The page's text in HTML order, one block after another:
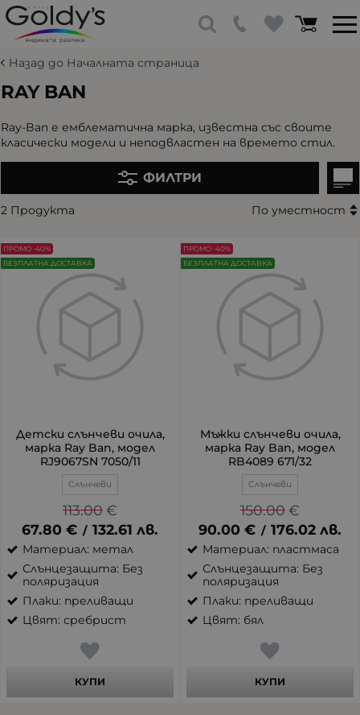
Назад до Началната страница
RAY BAN
Ray-Ban е емблематична марка, известна със своите
класически модели и неподвластен на времето стил.
ФИЛТРИ
2 Продукта По уместност
Детски слънчеви очила,
марка Ray Ban, модел
RJ9067SN 7050/11
Слънчеви
113.00€
67.80 € / 132.61 лв.
Материал: метал
Слънцезащита: Без
поляризация
Плаки: преливащи
Цвят: сребрист
КУПИ
ПРОМО -40%
БЕЗПЛАТНА ДОСТАВКА
Мъжки слънчеви очила,
марка Ray Ban, модел
RB4089 671/32
Слънчеви
150.00€
90.00 € / 176.02 лв.
Материал: пластмаса
Слънцезащита: Без
поляризация
Плаки: преливащи
Цвят: бял
КУПИ
ПРОМО -40%
БЕЗПЛАТНА ДОСТАВКА